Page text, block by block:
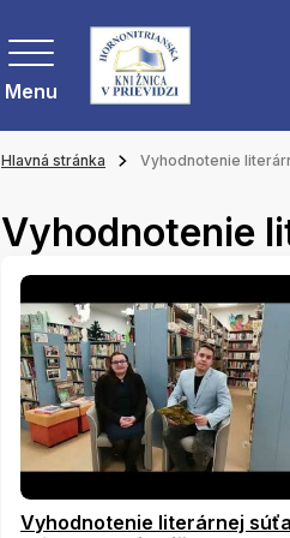
Menu
Hlavná stránka Vyhodnotenie
Vyhodnotenie
Vyhodnotenie literárnej